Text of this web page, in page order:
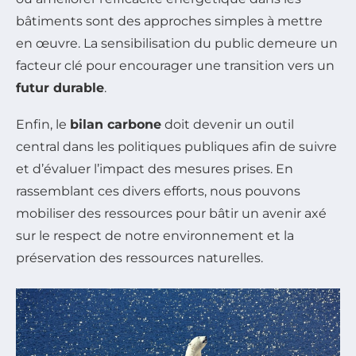
bâtiments sont des approches simples à mettre
en œuvre. La sensibilisation du public demeure un
facteur clé pour encourager une transition vers un
futur durable.
Enfin, le bilan carbone doit devenir un outil
central dans les politiques publiques afin de suivre
et d’évaluer l’impact des mesures prises. En
rassemblant ces divers efforts, nous pouvons
mobiliser des ressources pour bâtir un avenir axé
sur le respect de notre environnement et la
préservation des ressources naturelles.